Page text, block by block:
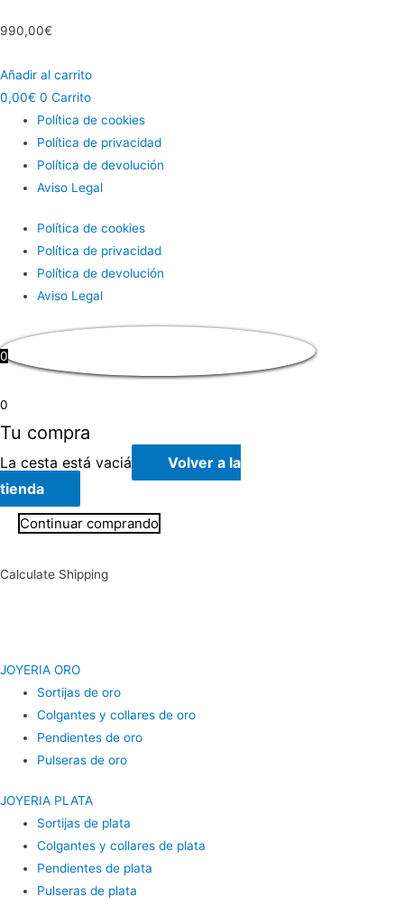
990,00€
Añadir al carrito
0,00€ 0 Carrito
Política de cookies
Política de privacidad
Política de devolución
Aviso Legal
Política de cookies
Política de privacidad
Política de devolución
Aviso Legal
0
0
Tu compra
La cesta está vaciá
Volver a la
tienda
Continuar comprando
Calculate Shipping
JOYERIA ORO
Sortijas de oro
Colgantes y collares de oro
Pendientes de oro
Pulseras de oro
JOYERIA PLATA
Sortijas de plata
Colgantes y collares de plata
Pendientes de plata
Pulseras de plata